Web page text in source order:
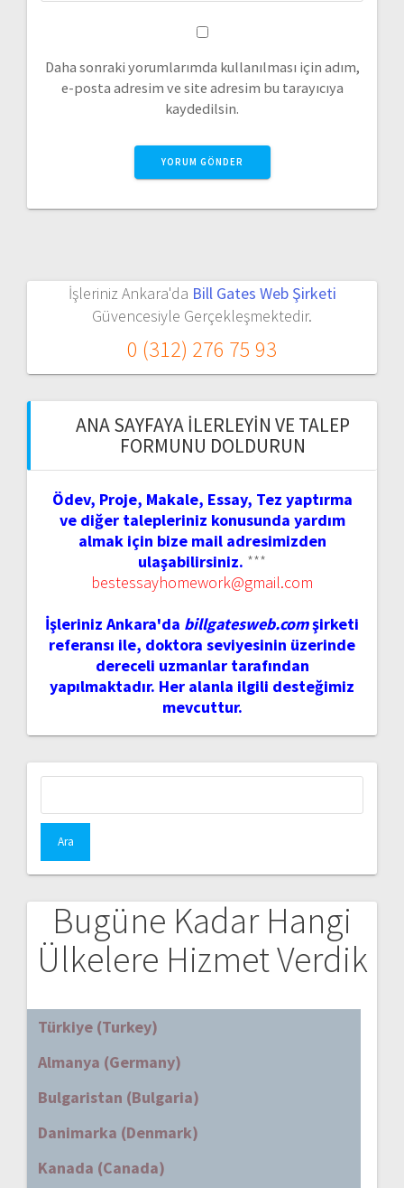
Daha sonraki yorumlarımda kullanılması için adım,
e-posta adresim ve site adresim bu tarayıcıya
kaydedilsin.
İşleriniz Ankara'da Bill Gates Web Şirketi
Güvencesiyle Gerçekleşmektedir.
0 (312) 276 75 93
ANA SAYFAYA İLERLEYIN VE TALEP
FORMUNU DOLDURUN
Ödev, Proje, Makale, Essay, Tez yaptırma
ve diğer talepleriniz konusunda yardım
almak için bize mail adresimizden
ulaşabilirsiniz. ***
bestessayhomework@gmail.com
İşleriniz Ankara'da billgatesweb.comşirketi
referansı ile, doktora seviyesinin üzerinde
dereceli uzmanlar tarafından
yapılmaktadır. Her alanla ilgili desteğimiz
mevcuttur.
Bugüne Kadar Hangi
Ülkelere Hizmet Verdik
Türkiye (Turkey)
Almanya (Germany)
Bulgaristan (Bulgaria)
Danimarka (Denmark)
Kanada (Canada)